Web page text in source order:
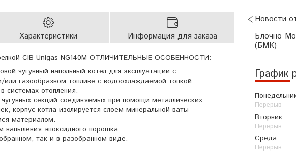
Новости
Блочно-
(БМК)
График
Вторник
Среда
Характеристики Информация для заказа
CIB Unigas NG140M ОТЛИЧИТЕЛЬНЫЕ ОСОБЕННОСТИ:
чугунный напольный котел для эксплуатации с
газообразном топливе с водоохлаждаемой топкой,
системах отопления.
секций соединяемых при помощи металлических
корпус котла изолируется слоем минеральной ваты
материалом.
эпоксидного порошка.
так и в разобранном виде.